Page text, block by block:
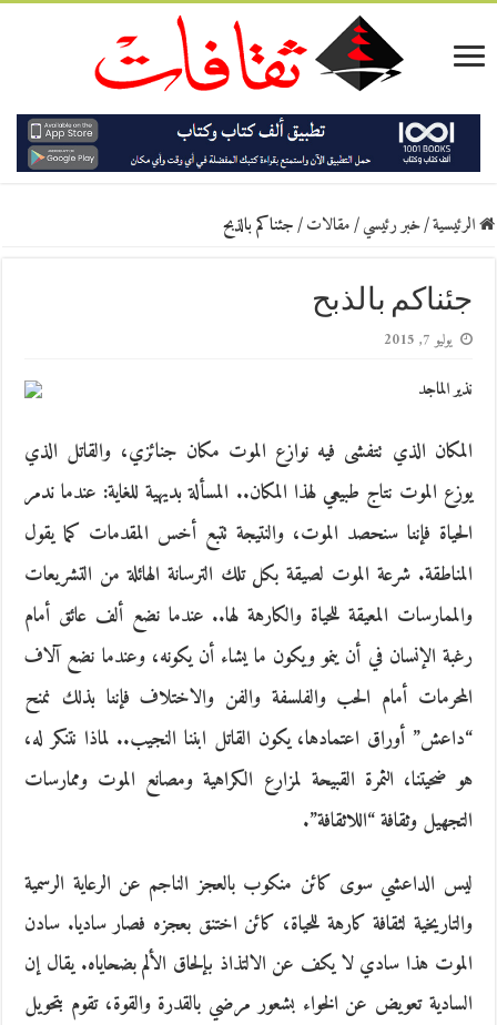
الرئيسية/خبر رئيسي/مقالات/جئناكم بالذبح
جئناكم بالذبح
يوليو 7, 2015
نذير الماجد
المكان الذي تتفشى فيه نوازع الموت مكان جنائزي، والقاتل الذي
يوزع الموت نتاج طبيعي لهذا المكان.. المسألة بديهية للغاية: عندما ندمر
الحياة فإننا سنحصد الموت، والنتيجة تتبع أخس المقدمات كما يقول
المناطقة. شرعة الموت لصيقة بكل تلك الترسانة الهائلة من التشريعات
والممارسات المعيقة للحياة والكارهة لها.. عندما نضع ألف عائق أمام
رغبة الإنسان في أن ينمو ويكون ما يشاء أن يكونه، وعندما نضع آلاف
المحرمات أمام الحب والفلسفة والفن والاختلاف فإننا بذلك نمنح
“داعش” أوراق اعتمادها، يكون القاتل ابننا النجيب.. لماذا نتنكر له،
هو ضحيتنا، الثمرة القبيحة لمزارع الكراهية ومصانع الموت وممارسات
التجهيل وثقافة “اللاثقافة”.
ليس الداعشي سوى كائن منكوب بالعجز الناجم عن الرعاية الرسمية
والتاريخية لثقافة كارهة للحياة، كائن اختنق بعجزه فصار ساديا. سادن
الموت هذا سادي لا يكف عن الالتذاذ بإلحاق الألم بضحاياه. يقال إن
السادية تعويض عن الخواء بشعور مرضي بالقدرة والقوة، تقوم بتحويل